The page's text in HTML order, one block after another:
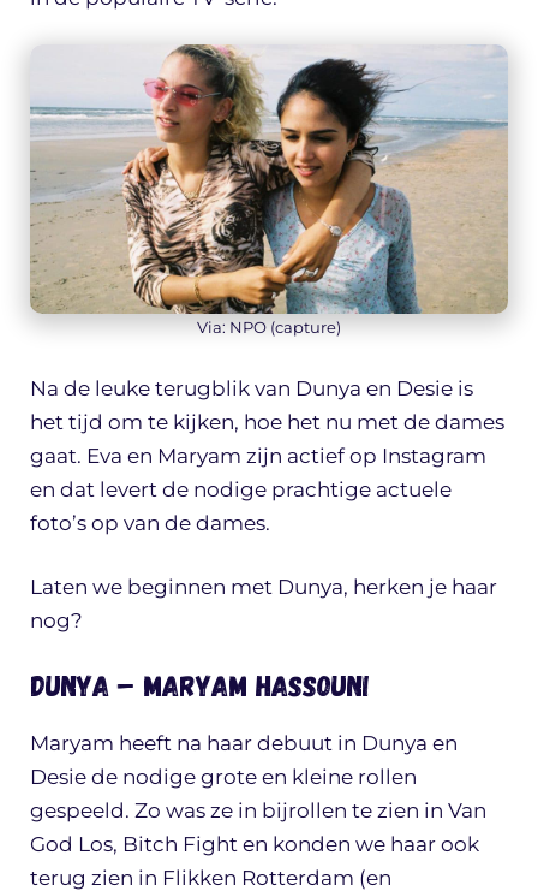
Via: NPO (capture)
Na de leuke terugblik van Dunya en Desie is
het tijd om te kijken, hoe het nu met de dames
gaat. Eva en Maryam zijn actief op Instagram
en dat levert de nodige prachtige actuele
foto’s op van de dames.
Laten we beginnen met Dunya, herken je haar
nog?
Dunya – Maryam Hassouni
Maryam heeft na haar debuut in Dunya en
Desie de nodige grote en kleine rollen
gespeeld. Zo was ze in bijrollen te zien in Van
God Los, Bitch Fight en konden we haar ook
terug zien in Flikken Rotterdam (en